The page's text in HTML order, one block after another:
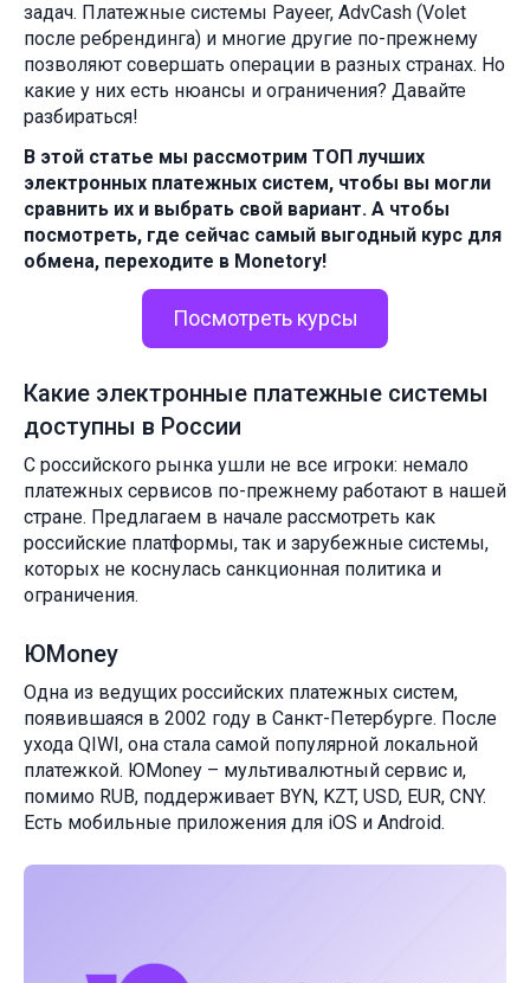
задач. Платежные системы Payeer, AdvCash (Volet
после ребрендинга) и многие другие по-прежнему
позволяют совершать операции в разных странах. Но
какие у них есть нюансы и ограничения? Давайте
разбираться!
В этой статье мы рассмотрим ТОП лучших
электронных платежных систем, чтобы вы могли
сравнить их и выбрать свой вариант. А чтобы
посмотреть, где сейчас самый выгодный курс для
обмена, переходите в Monetory!
Посмотреть курсы
Какие электронные платежные системы
доступны в России
С российского рынка ушли не все игроки: немало
платежных сервисов по-прежнему работают в нашей
стране. Предлагаем в начале рассмотреть как
российские платформы, так и зарубежные системы,
которых не коснулась санкционная политика и
ограничения.
ЮMoney
Одна из ведущих российских платежных систем,
появившаяся в 2002 году в Санкт-Петербурге. После
ухода QIWI, она стала самой популярной локальной
платежкой. ЮMoney – мультивалютный сервис и,
помимо RUB, поддерживает BYN, KZT, USD, EUR, CNY.
Есть мобильные приложения для iOS и Android.